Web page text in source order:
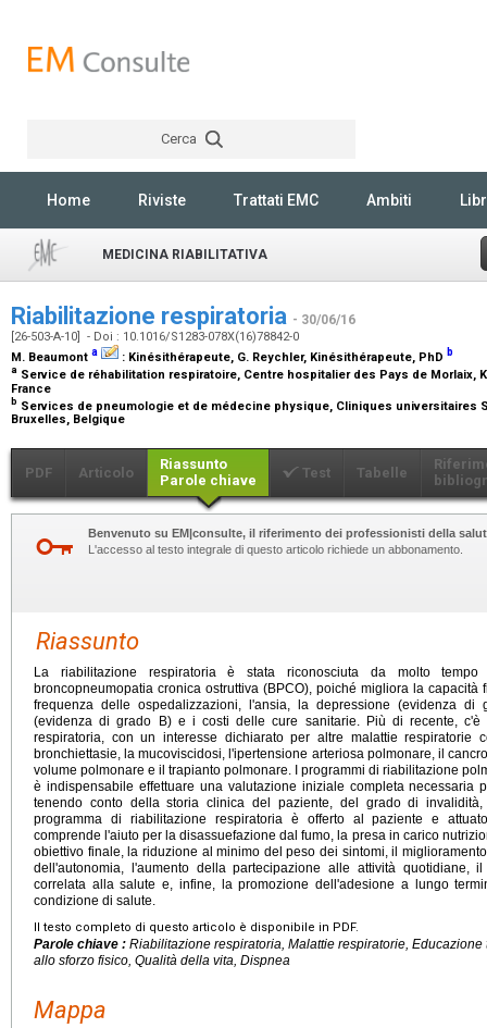
Cerca
Home Riviste Trattati EMC Ambiti
MEDICINA RIABILITATIVA
Riabilitazione respiratoria - 30/06/16
[26-503-A-10] - Doi : 10.1016/S1283-078X(16)78842-0
M. Beaumont a : Kinésithérapeute, G. Reychler, Kinésithérapeute, PhD b
a Service de réhabilitation respiratoire, Centre hospitalier des Pays de Morlaix,
France
b Services de pneumologie et de médecine physique, Cliniques universitaires
Bruxelles, Belgique
PDF Articolo
Riassunto
Parole chiave
Test Tabelle
Benvenuto su EM|consulte, il riferimento dei professionisti della
L'accesso al testo integrale di questo articolo richiede un abbonamento.
Riassunto
La riabilitazione respiratoria è stata riconosciuta da molto
broncopneumopatia cronica ostruttiva (BPCO), poiché migliora la
frequenza delle ospedalizzazioni, l'ansia, la depressione (evidenza
(evidenza di grado B) e i costi delle cure sanitarie. Più di recente, c'è
respiratoria, con un interesse dichiarato per altre malattie respiratorie
bronchiettasie, la mucoviscidosi, l'ipertensione arteriosa polmonare, il
volume polmonare e il trapianto polmonare. I programmi di riabilitazione
è indispensabile effettuare una valutazione iniziale completa necessaria
tenendo conto della storia clinica del paziente, del grado di
programma di riabilitazione respiratoria è offerto al paziente e
comprende l'aiuto per la disassuefazione dal fumo, la presa in carico
obiettivo finale, la riduzione al minimo del peso dei sintomi, il
dell'autonomia, l'aumento della partecipazione alle attività quotidiane,
correlata alla salute e, infine, la promozione dell'adesione a lungo
condizione di salute.
Il testo completo di questo articolo è disponibile in PDF.
Parole chiave : Riabilitazione respiratoria, Malattie respiratorie,
allo sforzo fisico, Qualità della vita, Dispnea
Mappa